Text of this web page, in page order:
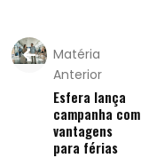
Matéria
Anterior
Esfera lança
campanha com
vantagens
para férias